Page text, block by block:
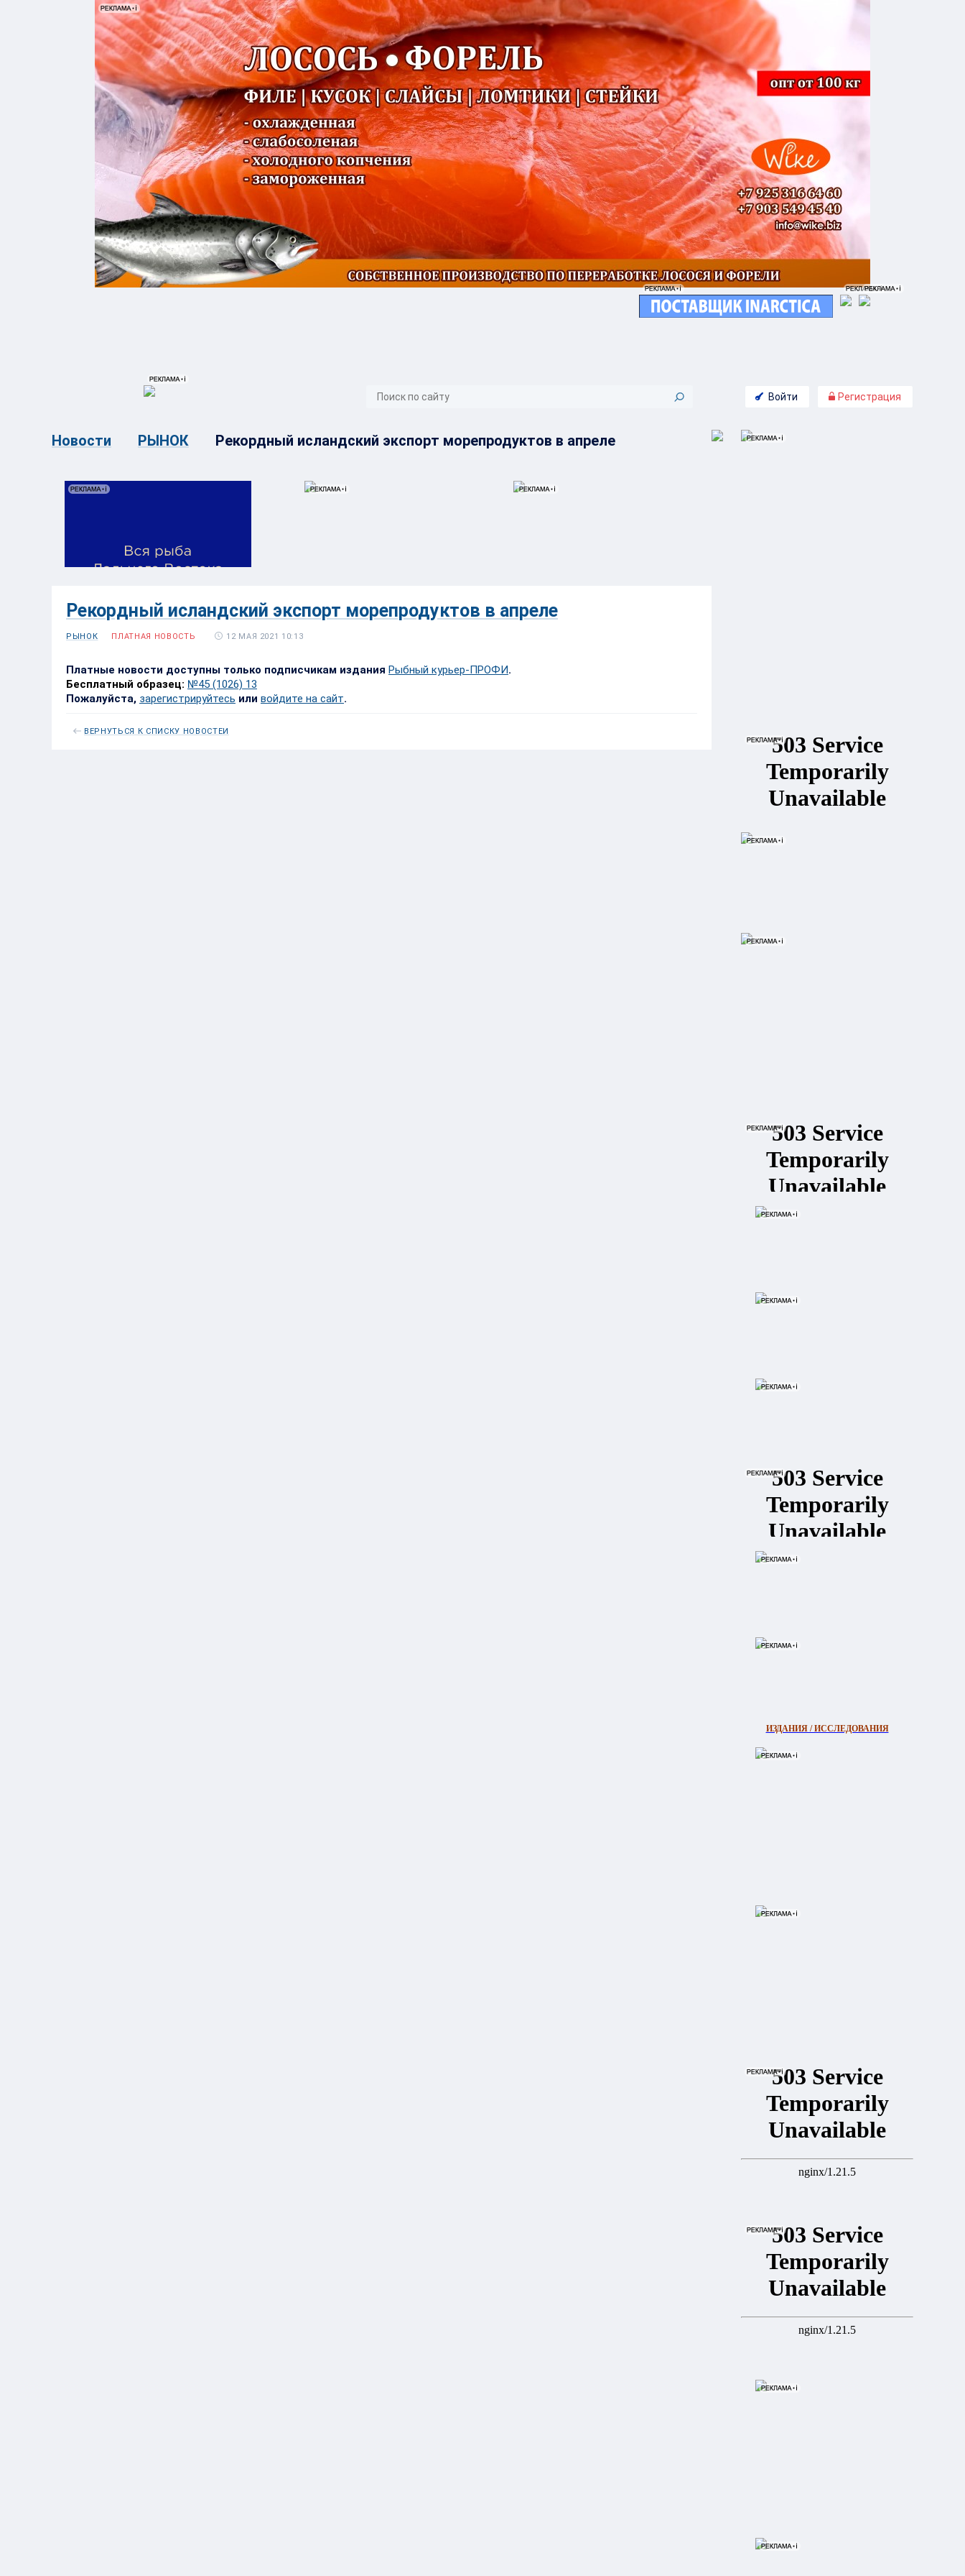
Войти Регистрация
Новости РЫНОК Рекордный исландский экспорт морепродуктов в апреле
Рекордный исландский экспорт морепродуктов в апреле
РЫНОК ПЛАТНАЯ НОВОСТЬ 12 МАЯ 2021 10:13
Платные новости доступны только подписчикам издания Рыбный курьер-ПРОФИ.
Бесплатный образец: №45 (1026) 13
Пожалуйста, зарегистрируйтесь или войдите на сайт.
ВЕРНУТЬСЯ К СПИСКУ НОВОСТЕЙ
ИЗДАНИЯ / ИССЛЕДОВАНИЯ